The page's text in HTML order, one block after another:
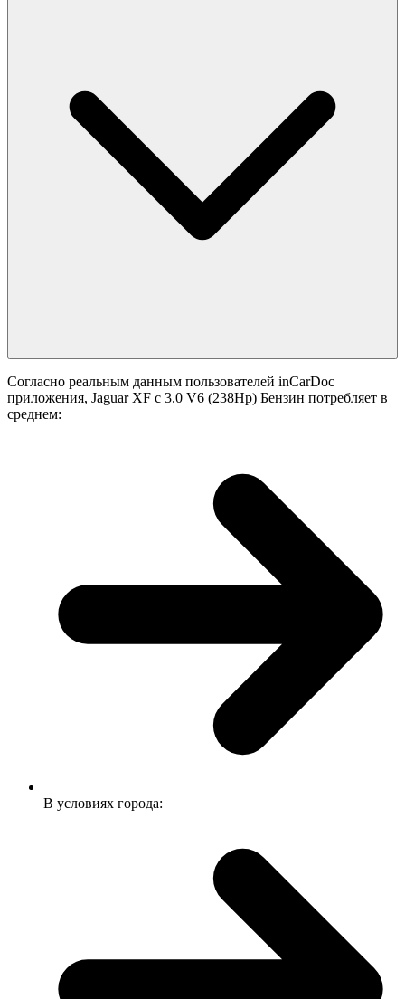
Согласно реальным данным пользователей inCarDoc
приложения, Jaguar XF с 3.0 V6 (238Hp) Бензин потребляет в
среднем:
В условиях города: